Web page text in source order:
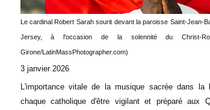
Le cardinal Robert Sarah sourit devant la paroisse Saint-Jean-
Jersey, à l'occasion de la solennité du Christ-
Girone/LatinMassPhotographer.com)
3 janvier 2026
L'importance vitale de la musique sacrée dans
chaque catholique d'être vigilant et préparé aux